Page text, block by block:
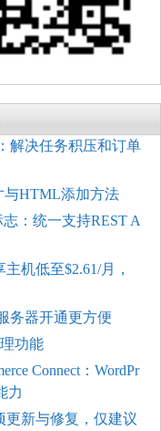
解决任务积压和订单
与HTML添加方法
志：统一支持REST A
机低至$2.61/月，
务器开通更方便
功能
Connect：WordPr
力
更新与修复，仅建议